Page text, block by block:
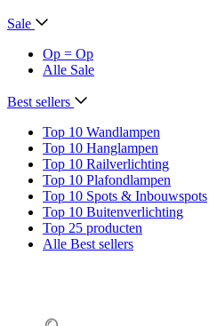
Sale
Op = Op
Alle Sale
Best sellers
Top 10 Wandlampen
Top 10 Hanglampen
Top 10 Railverlichting
Top 10 Plafondlampen
Top 10 Spots & Inbouwspots
Top 10 Buitenverlichting
Top 25 producten
Alle Best sellers